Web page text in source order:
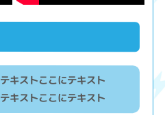
キストここにテキスト
キストここにテキスト